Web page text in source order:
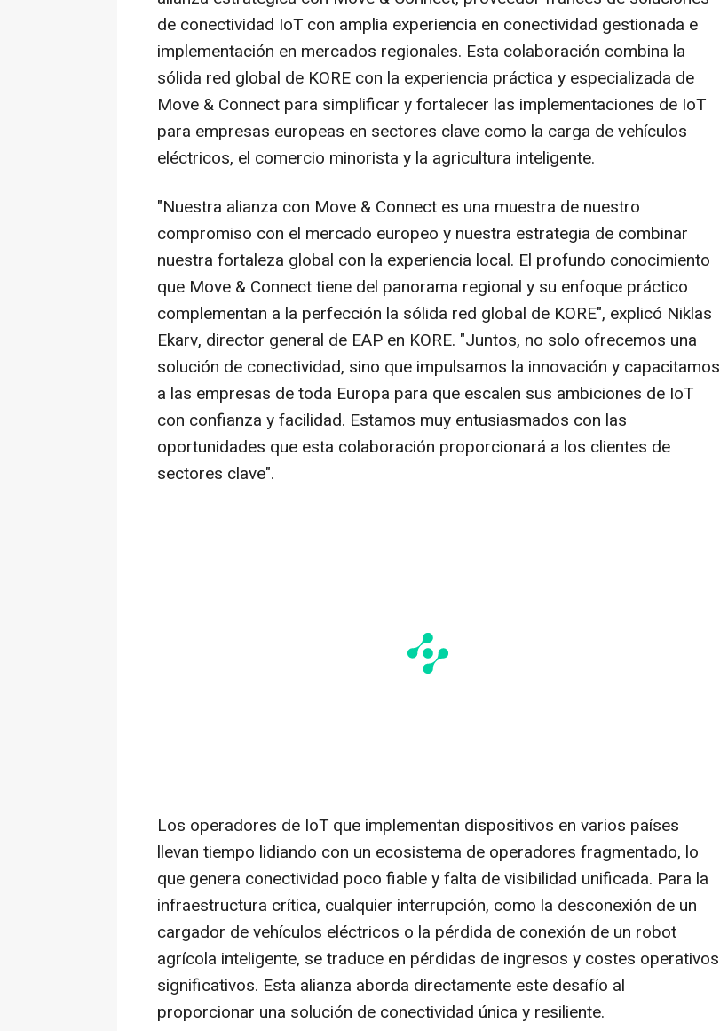
de conectividad IoT con amplia experiencia en conectividad gestionada e
implementación en mercados regionales. Esta colaboración combina la
sólida red global de KORE con la experiencia práctica y especializada de
Move & Connect para simplificar y fortalecer las implementaciones de IoT
para empresas europeas en sectores clave como la carga de vehículos
eléctricos, el comercio minorista y la agricultura inteligente.
"Nuestra alianza con Move & Connect es una muestra de nuestro
compromiso con el mercado europeo y nuestra estrategia de combinar
nuestra fortaleza global con la experiencia local. El profundo conocimiento
que Move & Connect tiene del panorama regional y su enfoque práctico
complementan a la perfección la sólida red global de KORE", explicó Niklas
Ekarv, director general de EAP en KORE. "Juntos, no solo ofrecemos una
solución de conectividad, sino que impulsamos la innovación y capacitamos
a las empresas de toda Europa para que escalen sus ambiciones de IoT
con confianza y facilidad. Estamos muy entusiasmados con las
oportunidades que esta colaboración proporcionará a los clientes de
sectores clave".
Los operadores de IoT que implementan dispositivos en varios países
llevan tiempo lidiando con un ecosistema de operadores fragmentado, lo
que genera conectividad poco fiable y falta de visibilidad unificada. Para la
infraestructura crítica, cualquier interrupción, como la desconexión de un
cargador de vehículos eléctricos o la pérdida de conexión de un robot
agrícola inteligente, se traduce en pérdidas de ingresos y costes operativos
significativos. Esta alianza aborda directamente este desafío al
proporcionar una solución de conectividad única y resiliente.